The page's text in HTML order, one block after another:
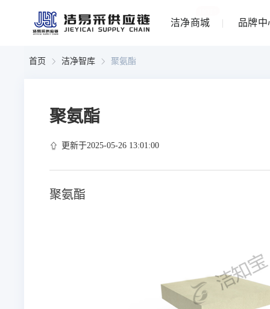
洁净商城 品牌中
首页 洁净智库 聚氨酯
聚氨酯
更新于2025-05-26 13:01:00
聚氨酯